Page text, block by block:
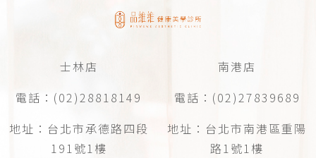
士林店
電話：(02)28818149
地址：台北市承德路四段
191號1樓
南港店
電話：(02)27839689
地址：台北市南港區重陽
路1號1樓